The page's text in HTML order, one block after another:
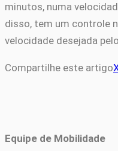
minutos, numa
disso, tem um controle
velocidade desejada
Compartilhe este artigo
Equipe de Mobilidade